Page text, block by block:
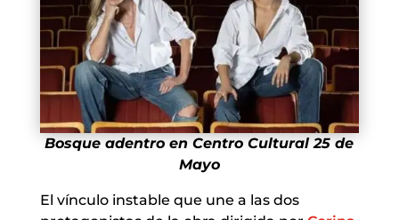
Bosque adentro en Centro Cultural 25 de
Mayo
El vínculo instable que une a las dos